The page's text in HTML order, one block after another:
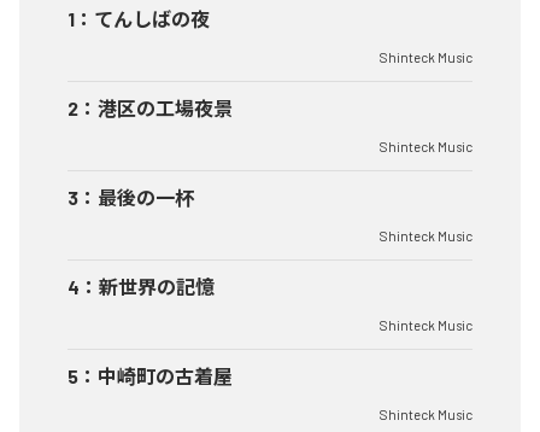
1 ： てんしばの夜
Shinteck Music
2 ： 港区の工場夜景
Shinteck Music
3 ： 最後の一杯
Shinteck Music
4 ： 新世界の記憶
Shinteck Music
5 ： 中崎町の古着屋
Shinteck Music